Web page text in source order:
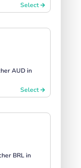
Select
AUD in
Select
BRL in